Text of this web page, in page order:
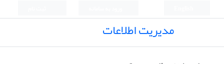
مدیریت اطلاعات